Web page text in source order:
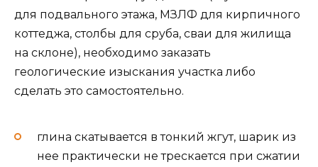
для подвального этажа, МЗЛФ для кирпичного
коттеджа, столбы для сруба, сваи для жилища
на склоне), необходимо заказать
геологические изыскания участка либо
сделать это самостоятельно.
глина скатывается в тонкий жгут, шарик из
нее практически не трескается при сжатии